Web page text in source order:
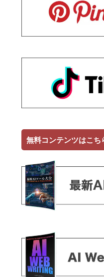
無料コンテンツはこち